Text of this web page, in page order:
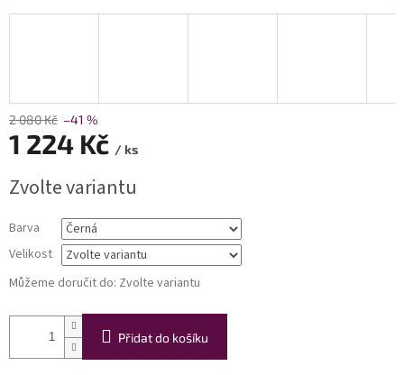
2 080 Kč –41 %
1 224 Kč / ks
cena:
Zvolte variantu
Barva
Velikost
Můžeme doručit do: Zvolte variantu
Přidat do košíku